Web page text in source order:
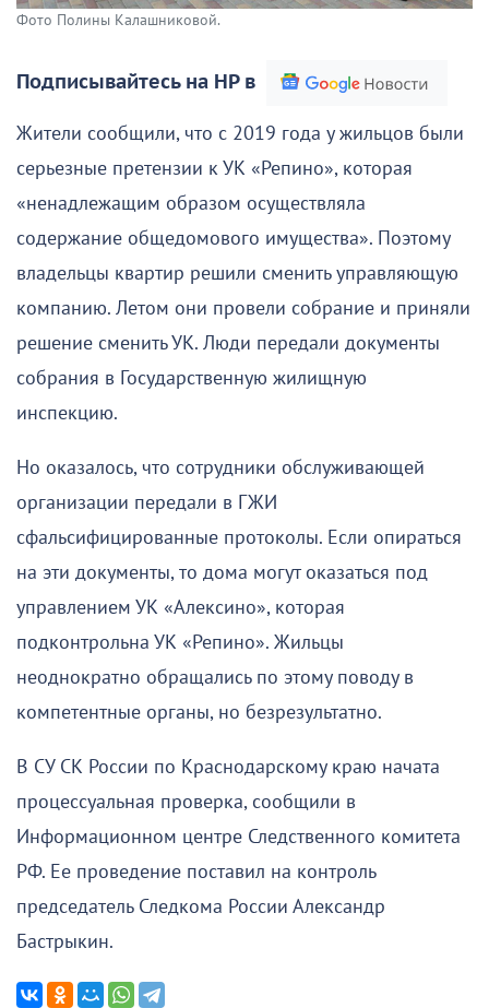
Фото Полины Калашниковой.
Подписывайтесь на НР в
Жители сообщили, что с 2019 года у жильцов были
серьезные претензии к УК «Репино», которая
«ненадлежащим образом осуществляла
содержание общедомового имущества». Поэтому
владельцы квартир решили сменить управляющую
компанию. Летом они провели собрание и приняли
решение сменить УК. Люди передали документы
собрания в Государственную жилищную
инспекцию.
Но оказалось, что сотрудники обслуживающей
организации передали в ГЖИ
сфальсифицированные протоколы. Если опираться
на эти документы, то дома могут оказаться под
управлением УК «Алексино», которая
подконтрольна УК «Репино». Жильцы
неоднократно обращались по этому поводу в
компетентные органы, но безрезультатно.
В СУ СК России по Краснодарскому краю начата
процессуальная проверка, сообщили в
Информационном центре Следственного комитета
РФ. Ее проведение поставил на контроль
председатель Следкома России Александр
Бастрыкин.